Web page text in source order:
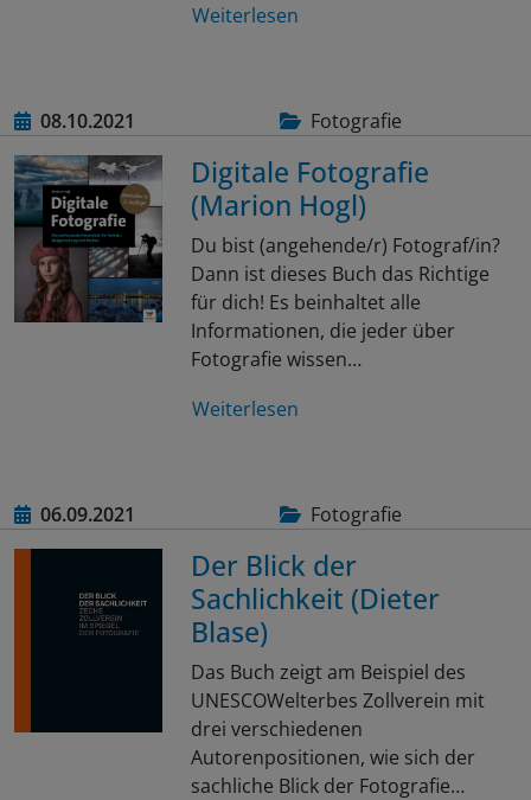
Weiterlesen
08.10.2021 Fotografie
Digitale Fotografie
(Marion Hogl)
Du bist (angehende/r) Fotograf/in?
Dann ist dieses Buch das Richtige
für dich! Es beinhaltet alle
Informationen, die jeder über
Fotografie wissen…
Weiterlesen
06.09.2021 Fotografie
Der Blick der
Sachlichkeit (Dieter
Blase)
Das Buch zeigt am Beispiel des
UNESCOWelterbes Zollverein mit
drei verschiedenen
Autorenpositionen, wie sich der
sachliche Blick der Fotografie…